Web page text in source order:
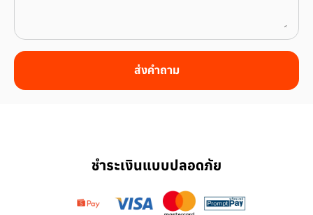
ส่งคำถาม
ชำระเงินแบบปลอดภัย